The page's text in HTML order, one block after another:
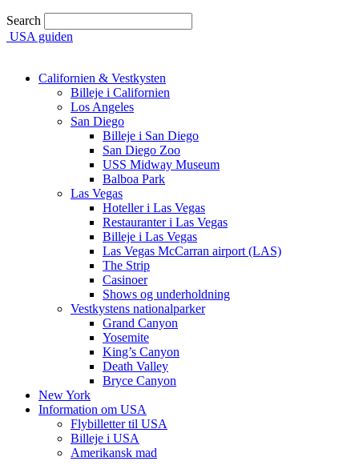
Search
USA guiden
Californien & Vestkysten
Billeje i Californien
Los Angeles
San Diego
Billeje i San Diego
San Diego Zoo
USS Midway Museum
Balboa Park
Las Vegas
Hoteller i Las Vegas
Restauranter i Las Vegas
Billeje i Las Vegas
Las Vegas McCarran airport (LAS)
The Strip
Casinoer
Shows og underholdning
Vestkystens nationalparker
Grand Canyon
Yosemite
King’s Canyon
Death Valley
Bryce Canyon
New York
Information om USA
Flybilletter til USA
Billeje i USA
Amerikansk mad